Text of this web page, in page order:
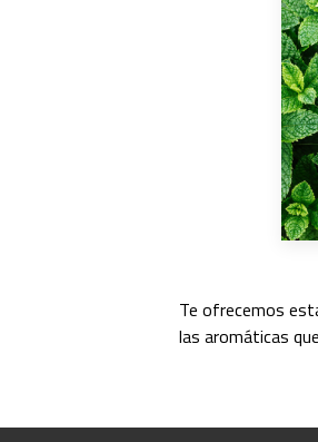
Te ofrecemos
las aromáticas